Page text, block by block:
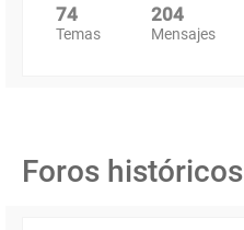
74
Temas
204
Mensajes
Foros históricos